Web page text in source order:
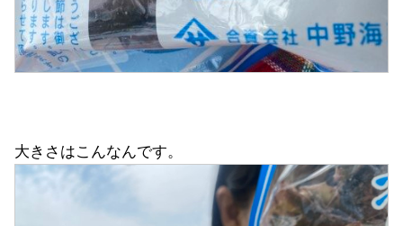
大きさはこんなんです。